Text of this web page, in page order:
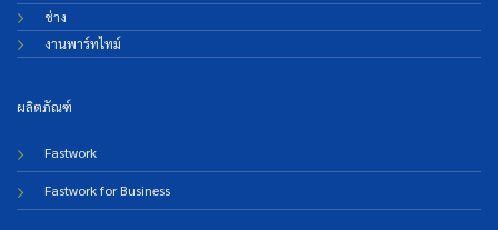
ช่าง
งานพาร์ทไทม์
ผลิตภัณฑ์
Fastwork
Fastwork for Business